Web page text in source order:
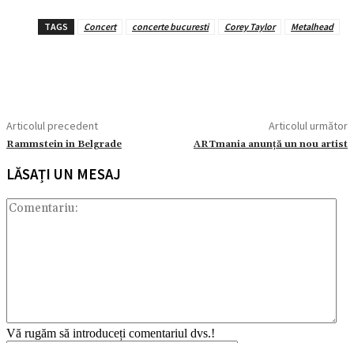
TAGS Concert concerte bucuresti Corey Taylor Metalhead
Articolul precedent
Rammstein in Belgrade
Articolul următor
ARTmania anunță un nou artist
LĂSAȚI UN MESAJ
Vă rugăm să introduceți comentariul dvs.!